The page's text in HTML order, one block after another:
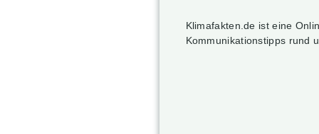
Klimafakten.de ist eine
Kommunikationstipps rund